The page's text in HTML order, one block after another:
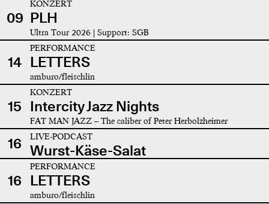
09
KONZERT
PLH
Ultra Tour 2026 | Support: SGB
14
PERFORMANCE
LETTERS
amburo/fleischlin
15
KONZERT
Intercity Jazz Nights
FAT MAN JAZZ – The caliber of Peter Herbolzheimer
16 LIVE-PODCAST
Wurst-Käse-Salat
16
PERFORMANCE
LETTERS
amburo/fleischlin